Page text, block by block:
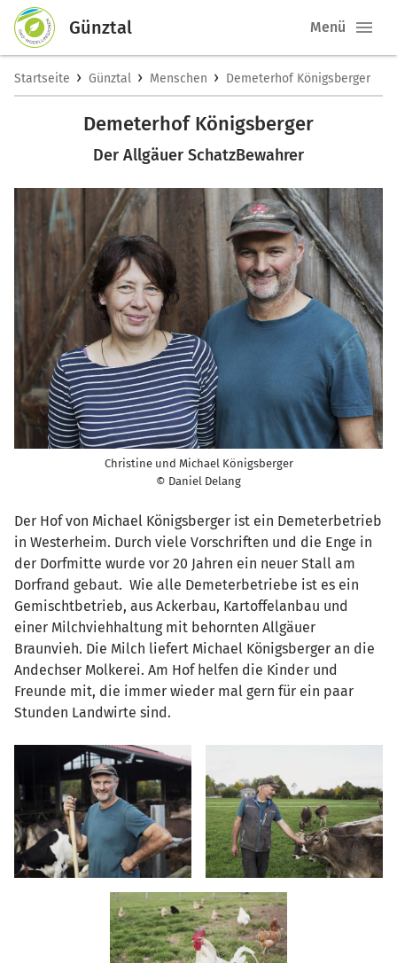
Günztal Menü
Startseite › Günztal › Menschen › Demeterhof Königsberger
Demeterhof Königsberger
Der Allgäuer SchatzBewahrer
Christine und Michael Königsberger
© Daniel Delang
Der Hof von Michael Königsberger ist ein Demeterbetrieb
in Westerheim. Durch viele Vorschriften und die Enge in
der Dorfmitte wurde vor 20 Jahren ein neuer Stall am
Dorfrand gebaut. Wie alle Demeterbetriebe ist es ein
Gemischtbetrieb, aus Ackerbau, Kartoffelanbau und
einer Milchviehhaltung mit behornten Allgäuer
Braunvieh. Die Milch liefert Michael Königsberger an die
Andechser Molkerei. Am Hof helfen die Kinder und
Freunde mit, die immer wieder mal gern für ein paar
Stunden Landwirte sind.